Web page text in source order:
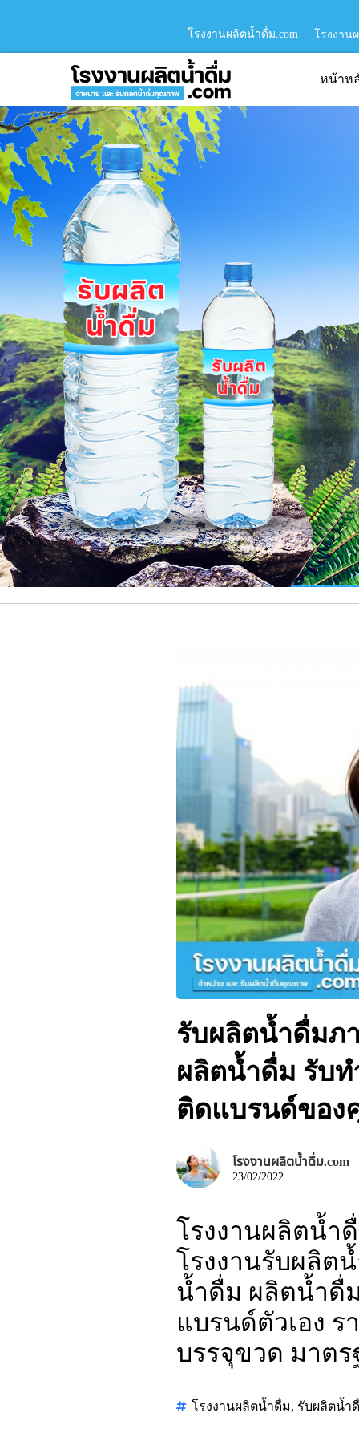
โรงงานผลิตน้ำดื่ม.com โรงงา
หน้าห
รับผลิตน้ำดื่มภ
ผลิตน้ำดื่ม รับ
ติดแบรนด์ของ
โรงงานผลิตน้ำดื่ม.com
23/02/2022
โรงงานผลิตน้ำ
โรงงานรับผลิต
น้ำดื่ม ผลิตน้ำดื่
แบรนด์ตัวเอง
บรรจุขวด มาต
โรงงานผลิตน้ำดื่ม, รับผลิตน้ำ